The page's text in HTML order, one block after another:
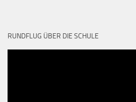
RUNDFLUG ÜBER DIE SCHULE